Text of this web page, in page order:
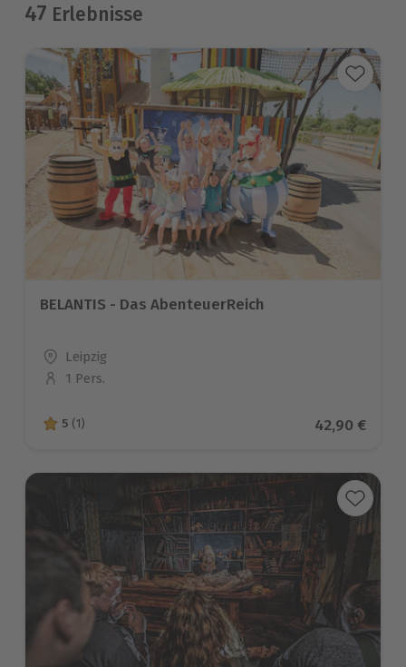
47 Erlebnisse
BELANTIS - Das AbenteuerReich
Standort
Leipzig
Anzahl der Teilnehmer
1 Pers.
5 von 5 Sternen basierend auf 1 Bewertungen
5 (1) Aktueller
42,90 €